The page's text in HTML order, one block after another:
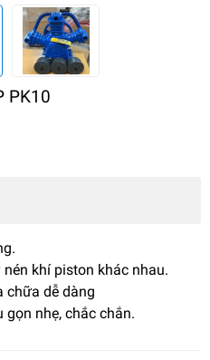
PK10
khí piston khác nhau.
chữa dễ dàng
nhẹ, chắc chắn.